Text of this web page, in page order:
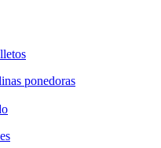
ponedoras